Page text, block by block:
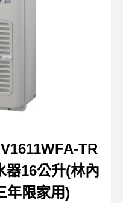
TR
器16公升(林內
年限家用)